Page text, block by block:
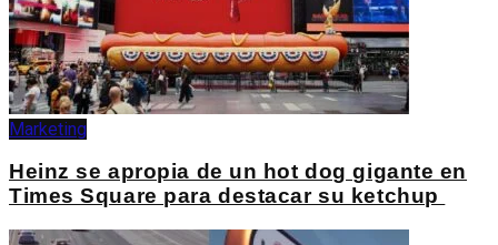
Marketing
Heinz se apropia de un hot dog gigante en
Times Square para destacar su ketchup